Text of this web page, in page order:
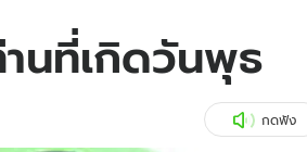
ย
วัยรุ่น
รถยนต์
นที่เกิดวันพุธ
กดฟัง